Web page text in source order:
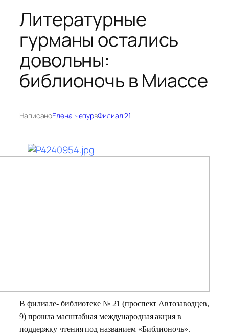
Литературные
гурманы остались
довольны:
библионочь в Миассе
НаписаноЕлена ЧепурвФилиал 21
В филиале- библиотеке № 21 (проспект Автозаводцев,
9) прошла масштабная международная акция в
поддержку чтения под названием «Библионочь».